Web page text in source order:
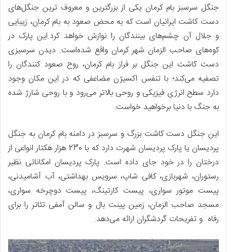
جنگل سرسبز بام کرمان یکی از بزرگترین و معروف ترین جنگل‌های
دست کاشت ایرانیان است که به محض صعود به بام کرمان، زیبایی
و جلال آن چشم‌های بینندگان را نوازش خواهد کرد.این پارک در
کوه‌های صاحب الزمان شهر کرمان واقع شده‌است. دیدن سرسبزی
دست کاشت این جنگل بر فراز بام کرمان، روح صعود کنندگان را
تصفیه می‌کند؛ با تنفس اکسیژن مضاعفی که در این مکان وجود
دارد سطح انرژی فیزیکی و روحی بالاتر می‌رود و با روحی شارژ شده
به جنگ با دنیا برخواهید خواست.
این جنگل دست کاشت بزرگ و سرسبز در دامنه بام کرمان به جنگل
پردیسان یا پارک پردیسان شهرت دارد که با 230 هزار هکتار انواعی از
درختان را در خود جای داده است. پارک پردیسان امکاناتی نظیر
رستوران، شهربازی، کافی شاپ، سرویس بهداشتی، آب آشامیدنی،
پیست موتور سواری، پیست کارتینگ، پیست دوچرخه سواری،
مسجد صاحب الزمان، زمین پینت بال و سالن آمفی تئاتر را برای
رفاه و تفریحات گردشگران ارائه می‌دهد.